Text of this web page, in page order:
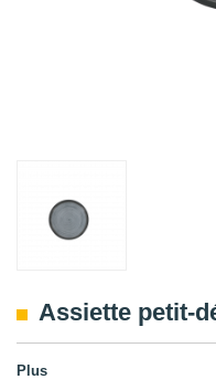
Assiette petit-
Plus